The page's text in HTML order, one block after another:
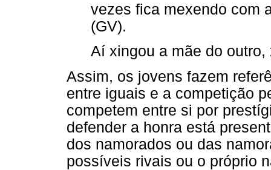
vezes fica mexendo com
(GV).
Aí xingou a mãe do
Assim, os jovens fazem
entre iguais e a competição
competem entre si por
defender a honra está
dos namorados ou das
possíveis rivais ou o próprio